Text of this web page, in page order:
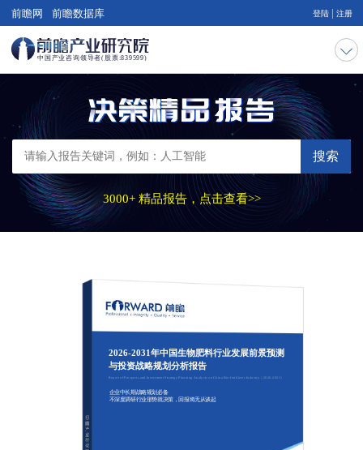
前瞻网 前瞻数据库 登陆 注册
搜索
3000+ 精品报告，点击查看>>
2026-2031年中国生物肥料行业发展前景预测
与投资战略规划分析报告
Report of Prospects and Investment Strategy Planning Analysis on China Bio-fertilizers Industry（2026-2031）
企业中长期战略规划必备
不深度调研行业形势就决策，回报将无从谈起